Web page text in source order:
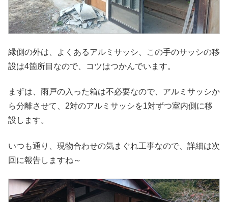
縁側の外は、よくあるアルミサッシ、この手のサッシの移
設は4箇所目なので、コツはつかんでいます。
まずは、雨戸の入った箱は不必要なので、アルミサッシか
ら分離させて、2対のアルミサッシを1対ずつ室内側に移
設します。
いつも通り、現物合わせの気まぐれ工事なので、詳細は次
回に報告しますね～